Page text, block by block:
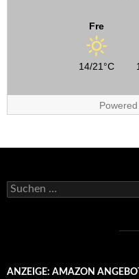
Fre
14/21°C
Suchen
nach:
ANZEIGE: AMAZON